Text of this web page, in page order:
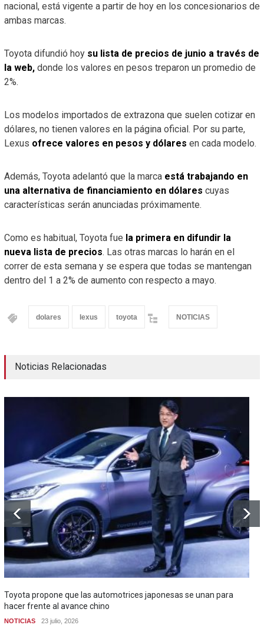
nacional, está vigente a partir de hoy en los concesionarios de
ambas marcas.
Toyota difundió hoy su lista de precios de junio a través de
la web,donde los valores en pesos treparon un promedio de
2%.
Los modelos importados de extrazona que suelen cotizar en
dólares, no tienen valores en la página oficial. Por su parte,
Lexus ofrece valores en pesos y dólares en cada modelo.
Además, Toyota adelantó que la marca está trabajando en
una alternativa de financiamiento en dólares cuyas
características serán anunciadas próximamente.
Como es habitual, Toyota fue la primera en difundir la
nueva lista de precios. Las otras marcas lo harán en el
correr de esta semana y se espera que todas se mantengan
dentro del 1 a 2% de aumento con respecto a mayo.
dolares lexus toyota NOTICIAS
Noticias Relacionadas
Toyota propone que las automotrices japonesas se unan para
hacer frente al avance chino
NOTICIAS 23 julio, 2026